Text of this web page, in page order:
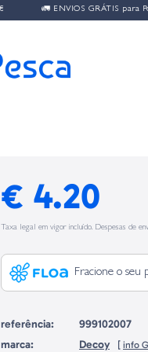
🚛 ENVIOS GRÁTIS para
€ 4.20
Taxa legal em vigor incluído. Despesas de
Fracione o
referência:
999102007
marca:
Decoy [ info